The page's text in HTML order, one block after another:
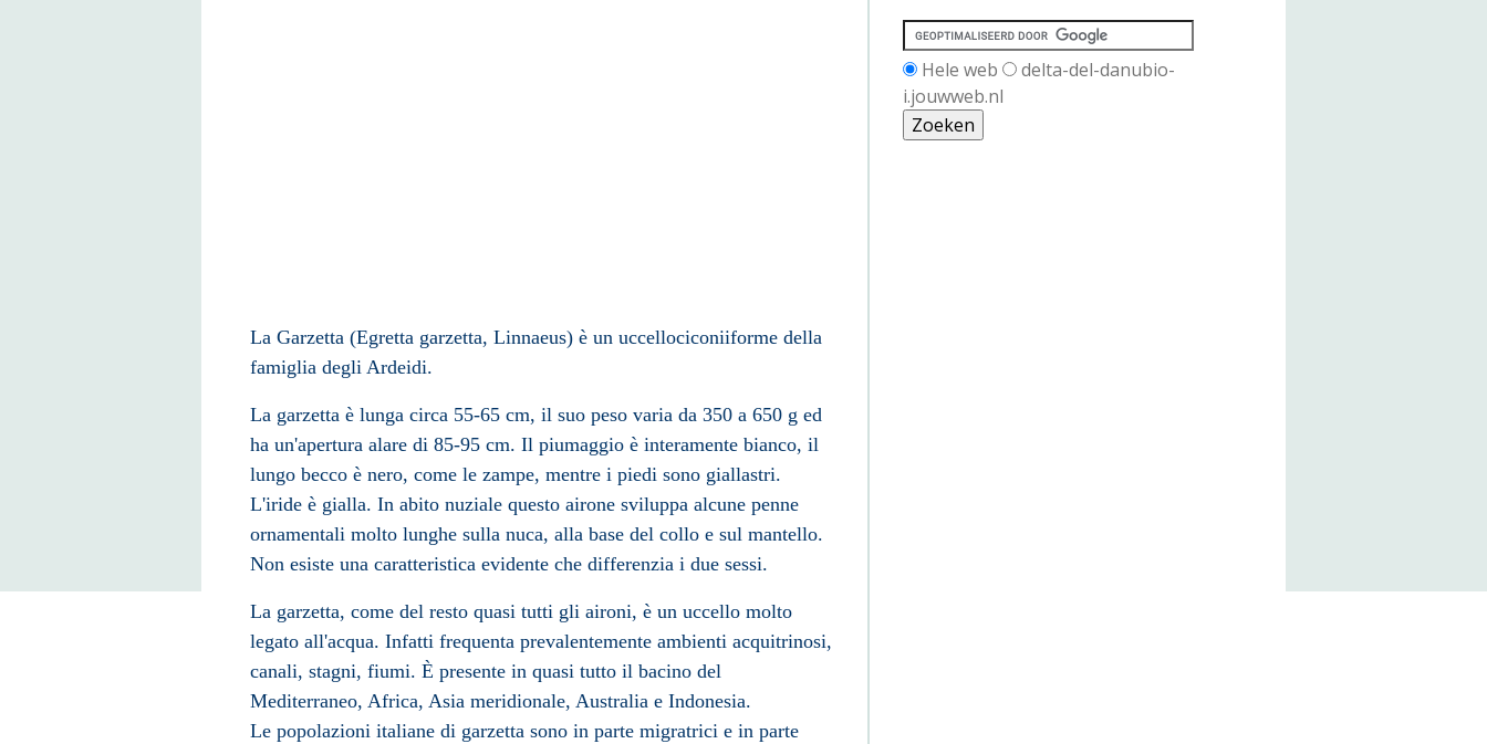
La Garzetta (Egretta garzetta, Linnaeus) è un uccellociconiiformedella
famigliadegli Ardeidi.
La garzetta è lunga circa 55-65 cm, il suo peso varia da 350 a 650 g ed
ha un'apertura alare di 85-95 cm. Il piumaggio è interamente bianco, il
lungo becco è nero, come le zampe, mentre i piedi sono giallastri.
L'iride è gialla. In abito nuziale questo airone sviluppa alcune penne
ornamentali molto lunghe sulla nuca, alla base del collo e sul mantello.
Non esiste una caratteristica evidente che differenzia i due sessi.
La garzetta, come del resto quasi tutti gli aironi, è un uccello molto
legato all'acqua. Infatti frequenta prevalentemente ambienti acquitrinosi,
canali, stagni, fiumi. È presente in quasi tutto il bacino del
Mediterraneo, Africa, Asiameridionale, Australiae Indonesia.
Le popolazioni italiane di garzetta sono in parte migratrici e in parte
Hele web
delta-del-danubio-
i.jouwweb.nl